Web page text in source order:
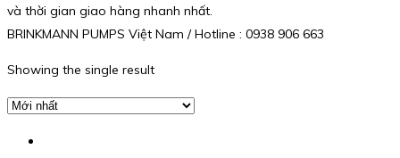
và thời gian giao hàng nhanh nhất.
BRINKMANN PUMPS Việt Nam / Hotline : 0938 906 663
Showing the single result